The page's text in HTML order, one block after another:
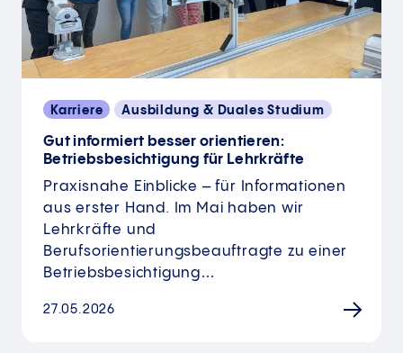
Karriere Ausbildung & Duales Studium
Gut informiert besser orientieren:
Betriebsbesichtigung für Lehrkräfte
Praxisnahe Einblicke – für Informationen
aus erster Hand. Im Mai haben wir
Lehrkräfte und
Berufsorientierungsbeauftragte zu einer
Betriebsbesichtigung…
27.05.2026